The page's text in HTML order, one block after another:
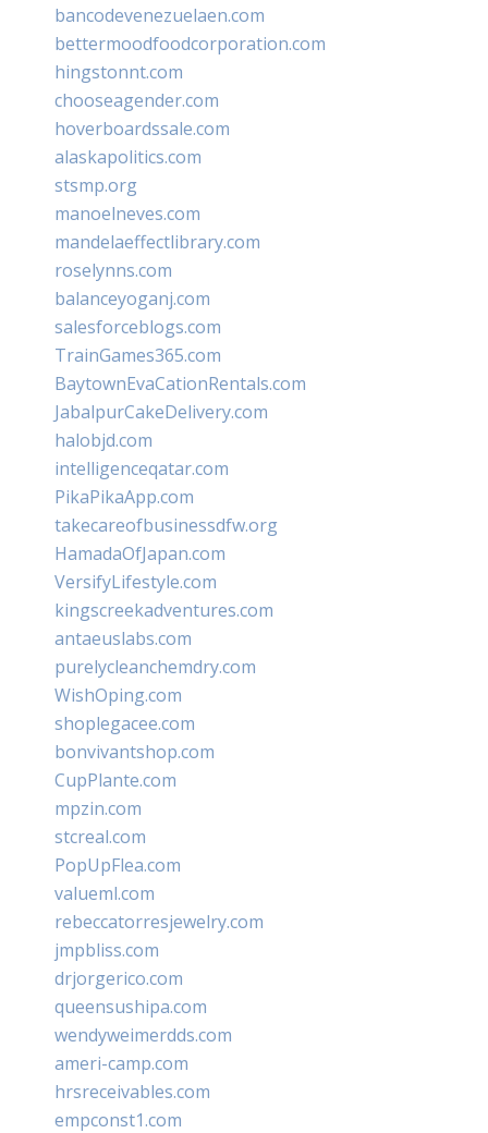
bancodevenezuelaen.com
bettermoodfoodcorporation.com
hingstonnt.com
chooseagender.com
hoverboardssale.com
alaskapolitics.com
stsmp.org
manoelneves.com
mandelaeffectlibrary.com
roselynns.com
balanceyoganj.com
salesforceblogs.com
TrainGames365.com
BaytownEvaCationRentals.com
JabalpurCakeDelivery.com
halobjd.com
intelligenceqatar.com
PikaPikaApp.com
takecareofbusinessdfw.org
HamadaOfJapan.com
VersifyLifestyle.com
kingscreekadventures.com
antaeuslabs.com
purelycleanchemdry.com
WishOping.com
shoplegacee.com
bonvivantshop.com
CupPlante.com
mpzin.com
stcreal.com
PopUpFlea.com
valueml.com
rebeccatorresjewelry.com
jmpbliss.com
drjorgerico.com
queensushipa.com
wendyweimerdds.com
ameri-camp.com
hrsreceivables.com
empconst1.com